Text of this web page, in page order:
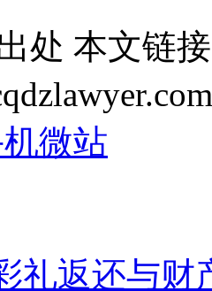
处 本文链
微站
礼返还与财